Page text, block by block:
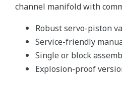
channel manifold with
Robust servo-piston
Service-friendly
Single or block
Explosion-proof